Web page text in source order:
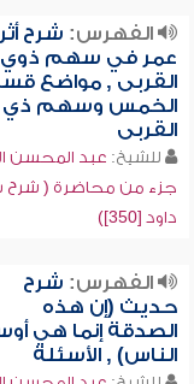
الفهرس: شرح أثر
عمر في سهم ذوي
القربى , مواضع
الخمس وسهم ذي
القربى
للشيخ: عبد المحسن
جزء من محاضرة ( شرح
داود [350])
الفهرس: شرح
حديث (إن هذه
الصدقة إنما هي
الناس) , الأسئلة